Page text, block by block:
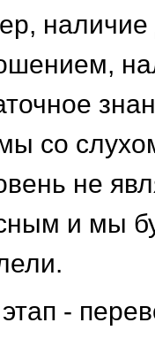
со
не
и мы
-